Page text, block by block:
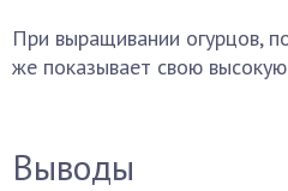
При выращивании огурцов,
же показывает свою
Выводы